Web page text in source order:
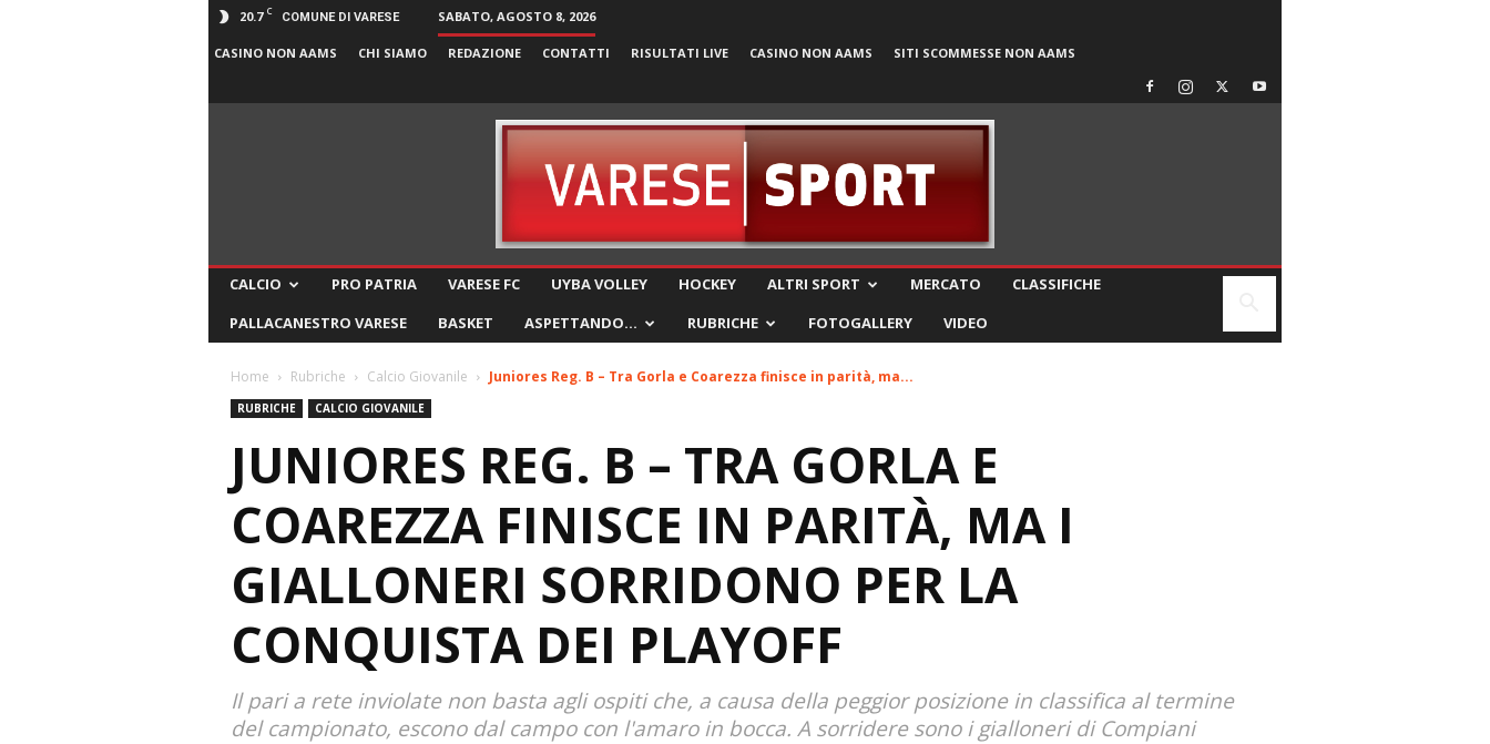
20.7 C COMUNE DI VARESE SABATO, AGOSTO 8, 2026
CASINO NON AAMS CHI SIAMO REDAZIONE CONTATTI RISULTATI LIVE CASINO NON AAMS SITI SCOMMESSE NON AAMS
CALCIO PRO PATRIA VARESE FC UYBA VOLLEY HOCKEY ALTRI SPORT MERCATO
CLASSIFICHE
PALLACANESTRO VARESE
BASKET ASPETTANDO… RUBRICHE FOTOGALLERY VIDEO
Home Rubriche Calcio Giovanile Juniores Reg. B – Tra Gorla e Coarezza finisce in parità, ma...
RUBRICHE CALCIO GIOVANILE
JUNIORES REG. B – TRA GORLA E
COAREZZA FINISCE IN PARITÀ, MA I
GIALLONERI SORRIDONO PER LA
CONQUISTA DEI PLAYOFF
Il pari a rete inviolate non basta agli ospiti che, a causa della peggior posizione in classifica al termine
del campionato, escono dal campo con l'amaro in bocca. A sorridere sono i gialloneri di Compiani